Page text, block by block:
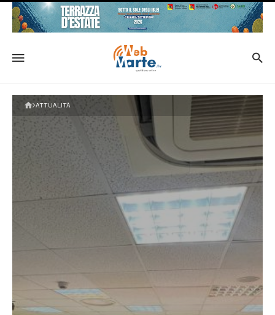
ATTUALITÀ